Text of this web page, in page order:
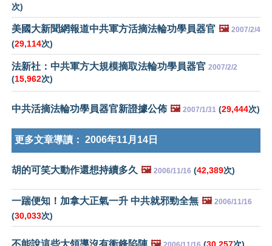
次)
美國大新聞網報道中共軍方活摘法輪功學員器官 🖼️ 2007/2/4
(29,114次)
法新社：中共軍方大規模摘取法輪功學員器官 2007/2/2
(15,962次)
中共活摘法輪功學員器官新證據公佈 🖼️ 2007/1/31 (29,444次)
更多文章導讀： 2006年11月14日
胡的可笑大動作還想持續多久 🖼️ 2006/11/16 (42,389次)
一踹便知！加拿大正氣一升 中共就邪勁全無 🖼️ 2006/11/16
(30,033次)
不能說這些大領導沒有衝鋒陷陣 🖼️ (30,257次)